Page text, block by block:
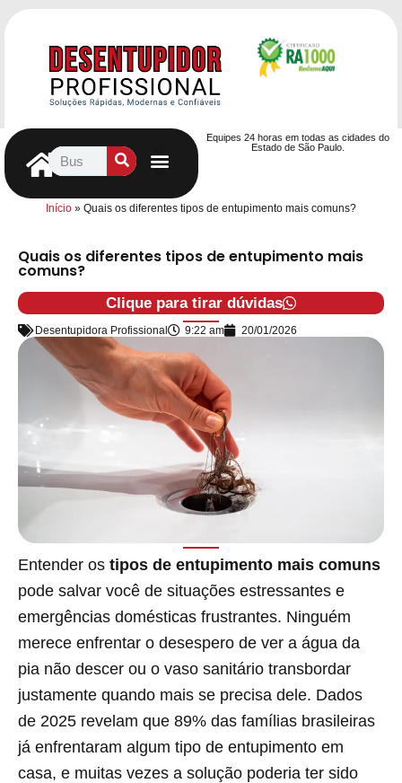
Equipes 24 horas em todas as cidades do
Estado de São Paulo.
Início » Quais os diferentes tipos de entupimento mais comuns?
Quais os diferentes tipos de entupimento mais
comuns?
Clique para tirar dúvidas
Desentupidora Profissional 9:22 am 20/01/2026
Entender os tipos de entupimento mais comuns
pode salvar você de situações estressantes e
emergências domésticas frustrantes. Ninguém
merece enfrentar o desespero de ver a água da
pia não descer ou o vaso sanitário transbordar
justamente quando mais se precisa dele. Dados
de 2025 revelam que 89% das famílias brasileiras
já enfrentaram algum tipo de entupimento em
casa, e muitas vezes a solução poderia ter sido